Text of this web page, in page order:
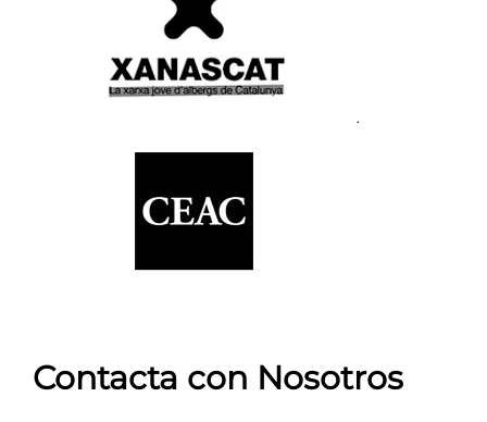
Contacta con Nosotros